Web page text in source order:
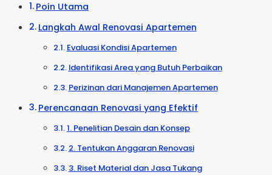
Poin Utama
Langkah Awal Renovasi Apartemen
Evaluasi Kondisi Apartemen
Identifikasi Area yang Butuh Perbaikan
Perizinan dari Manajemen Apartemen
Perencanaan Renovasi yang Efektif
1. Penelitian Desain dan Konsep
2. Tentukan Anggaran Renovasi
3. Riset Material dan Jasa Tukang